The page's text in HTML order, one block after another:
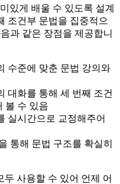
있게 배울 수 있도록 설계
조건부 문법을 집중적으
과 같은 장점을 제공합니
수준에 맞춘 문법 강의와
대화를 통해 세 번째 조건
볼 수 있음
실시간으로 교정해주어
통해 문법 구조를 확실히
두 사용할 수 있어 언제 어